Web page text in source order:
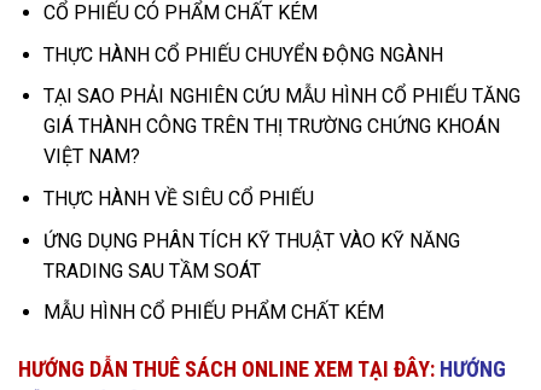
CỔ PHIẾU CÓ PHẨM CHẤT KÉM
THỰC HÀNH CỔ PHIẾU CHUYỂN ĐỘNG NGÀNH
TẠI SAO PHẢI NGHIÊN CỨU MẪU HÌNH CỔ PHIẾU TĂNG
GIÁ THÀNH CÔNG TRÊN THỊ TRƯỜNG CHỨNG KHOÁN
VIỆT NAM?
THỰC HÀNH VỀ SIÊU CỔ PHIẾU
ỨNG DỤNG PHÂN TÍCH KỸ THUẬT VÀO KỸ NĂNG
TRADING SAU TẦM SOÁT
MẪU HÌNH CỔ PHIẾU PHẨM CHẤT KÉM
HƯỚNG DẪN THUÊ SÁCH ONLINE XEM TẠI ĐÂY: HƯỚNG